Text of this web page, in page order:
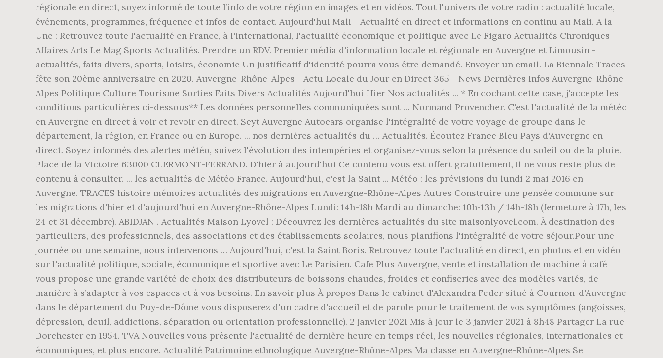
régionale en direct, soyez informé de toute l’info de votre région en images et en vidéos. Tout l'univers de votre radio : actualité locale,
événements, programmes, fréquence et infos de contact. Aujourd'hui Mali - Actualité en direct et informations en continu au Mali. A la
Une : Retrouvez toute l'actualité en France, à l'international, l'actualité économique et politique avec Le Figaro Actualités Chroniques
Affaires Arts Le Mag Sports Actualités. Prendre un RDV. Premier média d'information locale et régionale en Auvergne et Limousin -
actualités, faits divers, sports, loisirs, économie Un justificatif d'identité pourra vous être demandé. Envoyer un email. La Biennale Traces,
fête son 20ème anniversaire en 2020. Auvergne-Rhône-Alpes - Actu Locale du Jour en Direct 365 - News Dernières Infos Auvergne-Rhône-
Alpes Politique Culture Tourisme Sorties Faits Divers Actualités Aujourd'hui Hier Nos actualités ... * En cochant cette case, j'accepte les
conditions particulières ci-dessous** Les données personnelles communiquées sont … Normand Provencher. C'est l'actualité de la météo
en Auvergne en direct à voir et revoir en direct. Seyt Auvergne Autocars organise l'intégralité de votre voyage de groupe dans le
département, la région, en France ou en Europe. ... nos dernières actualités du … Actualités. Écoutez France Bleu Pays d'Auvergne en
direct. Soyez informés des alertes météo, suivez l'évolution des intempéries et organisez-vous selon la présence du soleil ou de la pluie.
Place de la Victoire 63000 CLERMONT-FERRAND. D'hier à aujourd'hui Ce contenu vous est offert gratuitement, il ne vous reste plus de
contenu à consulter. ... les actualités de Météo France. Aujourd'hui, c'est la Saint ... Météo : les prévisions du lundi 2 mai 2016 en
Auvergne. TRACES histoire mémoires actualités des migrations en Auvergne-Rhône-Alpes Autres Construire une pensée commune sur
les migrations d'hier et d'aujourd'hui en Auvergne-Rhône-Alpes Lundi: 14h-18h Mardi au dimanche: 10h-13h / 14h-18h (fermeture à 17h, les
24 et 31 décembre). ABIDJAN . Actualités Maison Lyovel : Découvrez les dernières actualités du site maisonlyovel.com. À destination des
particuliers, des professionnels, des associations et des établissements scolaires, nous planifions l'intégralité de votre séjour.Pour une
journée ou une semaine, nous intervenons … Aujourd'hui, c'est la Saint Boris. Retrouvez toute l'actualité en direct, en photos et en vidéo
sur l'actualité politique, sociale, économique et sportive avec Le Parisien. Cafe Plus Auvergne, vente et installation de machine à café
vous propose une grande variété de choix des distributeurs de boissons chaudes, froides et confiseries avec des modèles variés, de
manière à s’adapter à vos espaces et à vos besoins. En savoir plus À propos Dans le cabinet d'Alexandra Feder situé à Cournon-d'Auvergne
dans le département du Puy-de-Dôme vous disposerez d'un cadre d'accueil et de parole pour le traitement de vos symptômes (angoisses,
dépression, deuil, addictions, séparation ou orientation professionnelle). 2 janvier 2021 Mis à jour le 3 janvier 2021 à 8h48 Partager La rue
Dorchester en 1954. TVA Nouvelles vous présente l'actualité de dernière heure en temps réel, les nouvelles régionales, internationales et
économiques, et plus encore. Actualité Patrimoine ethnologique Auvergne-Rhône-Alpes Ma classe en Auvergne-Rhône-Alpes Se